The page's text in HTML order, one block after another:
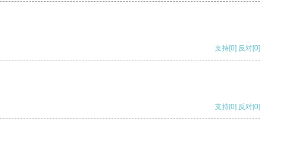
支持[0] 反对[0]
支持[0] 反对[0]